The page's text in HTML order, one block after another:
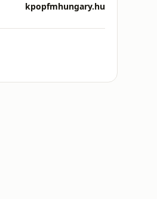
kpopfmhungary.hu